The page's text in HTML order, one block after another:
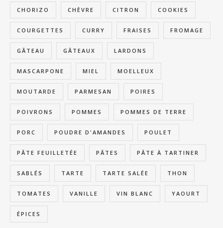
CHORIZO CHÈVRE CITRON COOKIES
COURGETTES CURRY FRAISES FROMAGE
GÂTEAU GÂTEAUX LARDONS
MASCARPONE MIEL MOELLEUX
MOUTARDE PARMESAN POIRES
POIVRONS POMMES POMMES DE TERRE
PORC POUDRE D'AMANDES POULET
PÂTE FEUILLETÉE PÂTES PÂTE À TARTINER
SABLÉS TARTE TARTE SALÉE THON
TOMATES VANILLE VIN BLANC YAOURT
ÉPICES